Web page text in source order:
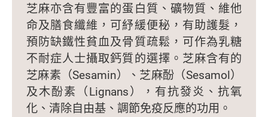
芝麻亦含有豐富的蛋白質、礦物質、維他
命及膳食纖維，可紓緩便秘，有助護髮，
預防缺鐵性貧血及骨質疏鬆，可作為乳糖
不耐症人士攝取鈣質的選擇。芝麻含有的
芝麻素（Sesamin）、芝麻酚（Sesamol）
及木酚素（Lignans），有抗發炎、抗氧
化、清除自由基、調節免疫反應的功用。